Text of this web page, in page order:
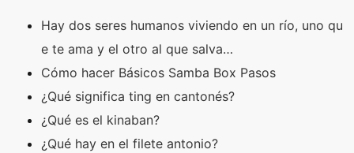
Hay dos seres humanos viviendo en un río, uno qu
e te ama y el otro al que salva…
Cómo hacer Básicos Samba Box Pasos
¿Qué significa ting en cantonés?
¿Qué es el kinaban?
¿Qué hay en el filete antonio?